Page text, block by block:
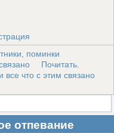
поминки
Почитать.
что с этим связано
отпевание